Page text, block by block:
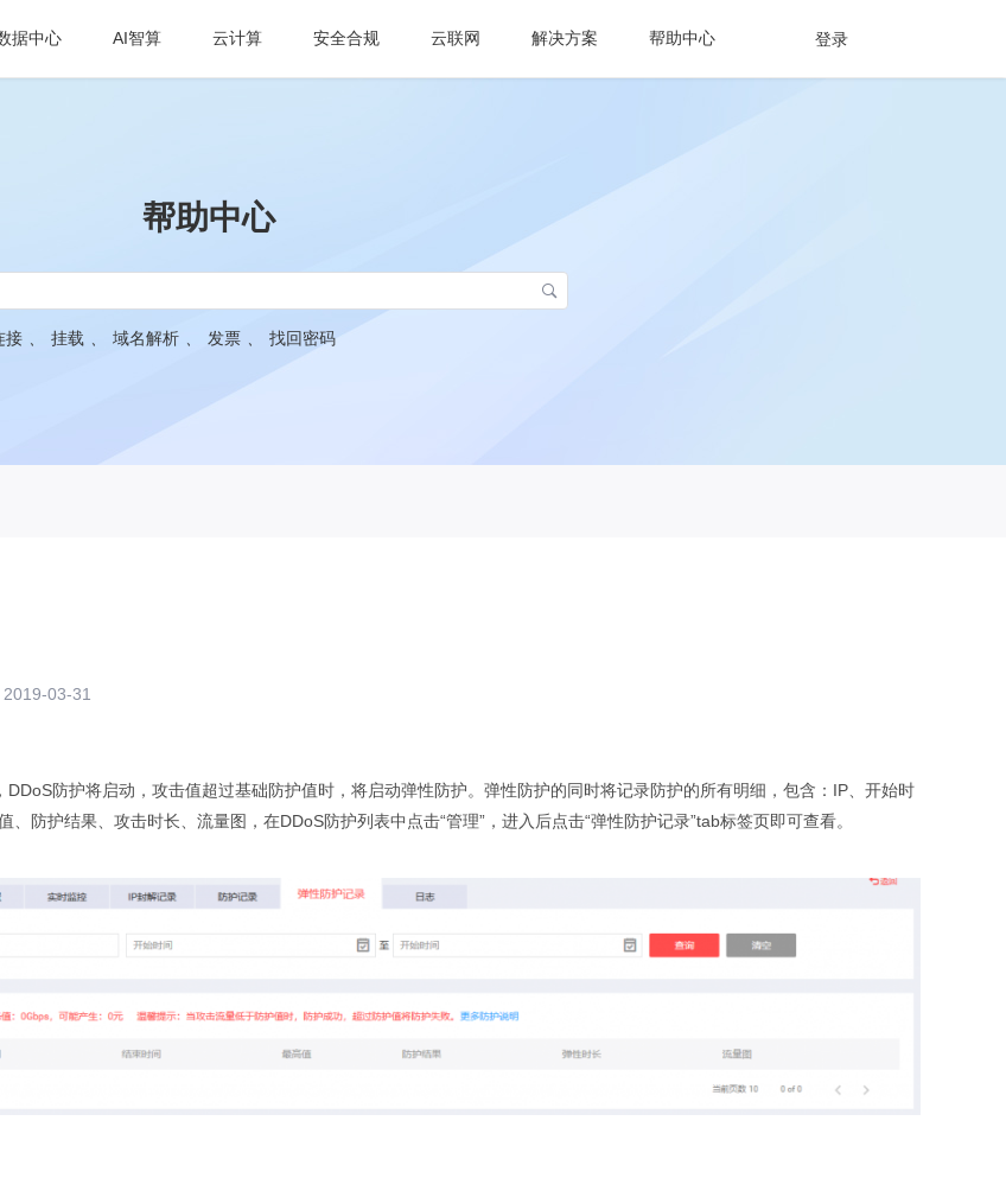
据中心 AI智算 云计算 安全合规 云联网 解决方案 帮助中心 登录
帮助中心
接 挂载 域名解析 发票 找回密码
03-31
DDoS防护将启动，攻击值超过基础防护值时，将启动弹性防护。弹性防护的同时将记录防护的所有明细，包含：IP、开始时
、防护结果、攻击时长、流量图，在DDoS防护列表中点击“管理”，进入后点击“弹性防护记录”tab标签页即可查看。